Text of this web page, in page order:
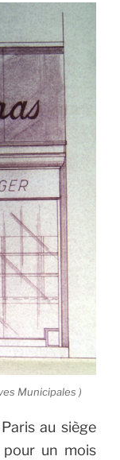
Municipales )
au siège
pour un mois